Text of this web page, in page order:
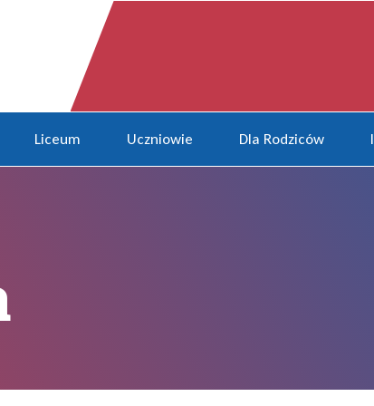
Liceum Uczniowie Dla Rodziców